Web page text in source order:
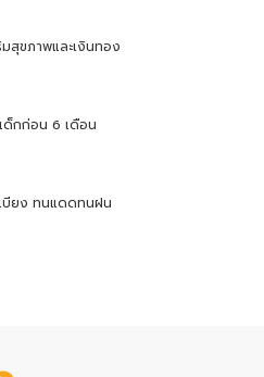
สุขภาพและเงินทอง
ด็กก่อน 6 เดือน
บียง ทนแดดทนฝน